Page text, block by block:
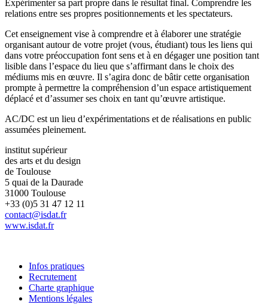
Expérimenter sa part propre dans le résultat final. Comprendre les
relations entre ses propres positionnements et les spectateurs.
Cet enseignement vise à comprendre et à élaborer une stratégie
organisant autour de votre projet (vous, étudiant) tous les liens qui
dans votre préoccupation font sens et à en dégager une position tant
lisible dans l’espace du lieu que s’affirmant dans le choix des
médiums mis en œuvre. Il s’agira donc de bâtir cette organisation
prompte à permettre la compréhension d’un espace artistiquement
déplacé et d’assumer ses choix en tant qu’œuvre artistique.
AC/DC est un lieu d’expérimentations et de réalisations en public
assumées pleinement.
institut supérieur
des arts et du design
de Toulouse
5 quai de la Daurade
31000 Toulouse
+33 (0)5 31 47 12 11
contact@isdat.fr
www.isdat.fr
Infos pratiques
Recrutement
Charte graphique
Mentions légales